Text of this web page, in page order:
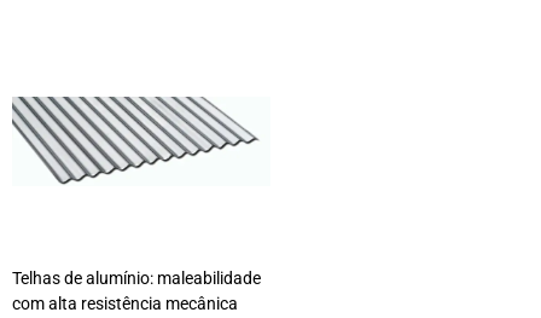
Telhas de alumínio: maleabilidade
com alta resistência mecânica